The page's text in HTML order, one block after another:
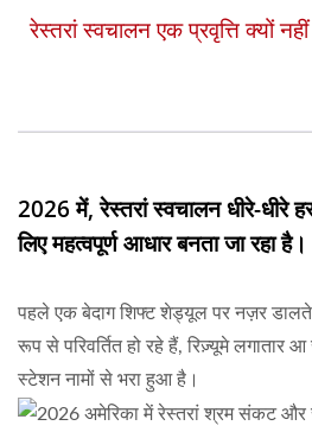
रेस्तरां स्वचालन एक प्रवृत्ति क्यों
2026 में, रेस्तरां स्वचालन धीरे-धीरे
लिए महत्वपूर्ण आधार बनता जा रहा है।
पहले एक बेदाग शिफ्ट शेड्यूल पर नज़र डालते
रूप से परिवर्तित हो रहे हैं, रिज़्यूमे लगातार
स्टेशन नामों से भरा हुआ है।